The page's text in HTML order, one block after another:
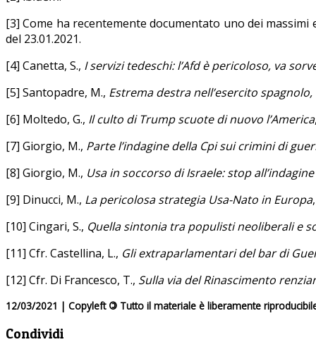
[3] Come ha recentemente documentato uno dei
del 23.01.2021.
[4] Canetta, S., I servizi tedeschi: l’Afd è pericoloso, va
[5] Santopadre, M., Estrema destra nell’esercito
[6] Moltedo, G., Il culto di Trump scuote di nuovo l’America
[7] Giorgio, M., Parte l’indagine della Cpi sui crimini di
[8] Giorgio, M., Usa in soccorso di Israele: stop
[9] Dinucci, M., La pericolosa strategia Usa-Nato in Europa
[10] Cingari, S., Quella sintonia tra populisti neoliberali e
[11] Cfr. Castellina, L., Gli extraparlamentari del bar di
[12] Cfr. Di Francesco, T., Sulla via del Rinascimento
12/03/2021 | Copyleft © Tutto il materiale è liberamente
Condividi